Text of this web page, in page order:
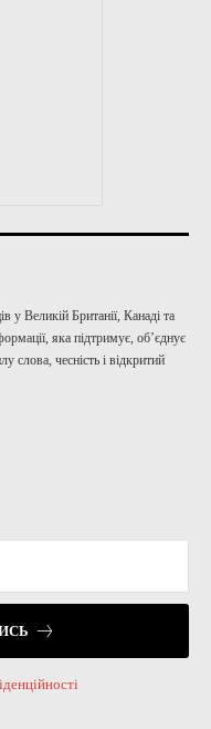
у Великій Британії, Канаді та
яка підтримує, об’єднує
слова, чесність і відкритий